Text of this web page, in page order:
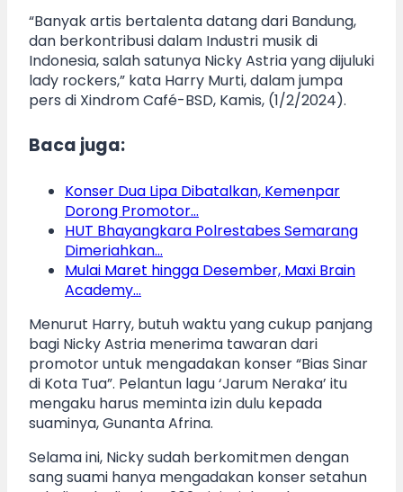
“Banyak artis bertalenta datang dari Bandung,
dan berkontribusi dalam Industri musik di
Indonesia, salah satunya Nicky Astria yang dijuluki
lady rockers,” kata Harry Murti, dalam jumpa
pers di Xindrom Café-BSD, Kamis, (1/2/2024).
Baca juga:
Konser Dua Lipa Dibatalkan, Kemenpar
Dorong Promotor…
HUT Bhayangkara Polrestabes Semarang
Dimeriahkan…
Mulai Maret hingga Desember, Maxi Brain
Academy…
Menurut Harry, butuh waktu yang cukup panjang
bagi Nicky Astria menerima tawaran dari
promotor untuk mengadakan konser “Bias Sinar
di Kota Tua”. Pelantun lagu ‘Jarum Neraka’ itu
mengaku harus meminta izin dulu kepada
suaminya, Gunanta Afrina.
Selama ini, Nicky sudah berkomitmen dengan
sang suami hanya mengadakan konser setahun